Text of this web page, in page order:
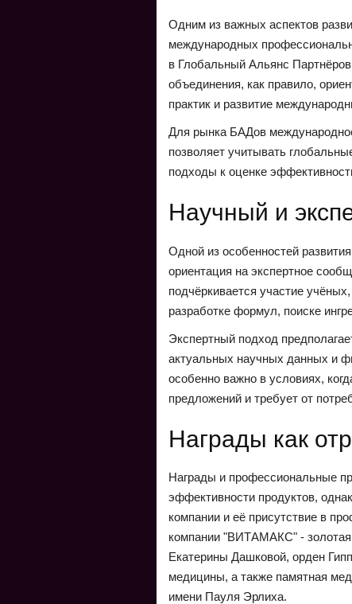
Одним из важных аспектов
международных
в Глобальный Альянс
объединения, как правило,
практик и развитие
Для рынка БАДов
позволяет учитывать
подходы к оценке
Научный и
Одной из особенностей
ориентация на экспертное
подчёркивается участие
разработке формул, поиске
Экспертный подход
актуальных научных данных и
особенно важно в условиях,
предложений и требует от
Награды как
Награды и профессиональные
эффективности продуктов,
компании и её присутствие в
компании "ВИТАМАКС" -
Екатерины Дашковой, орден
медицины, а также памятная
имени Пауля Эрлиха.